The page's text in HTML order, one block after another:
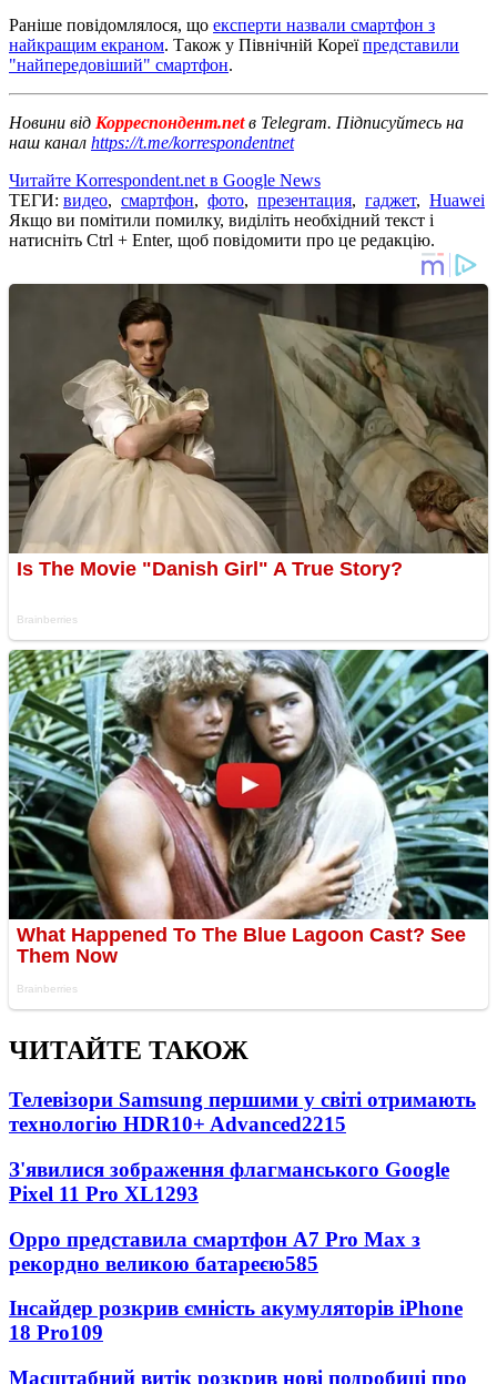
Раніше повідомлялося, що експерти назвали смартфон з
найкращим екраном. Також у Північній Кореїпредставили
"найпередовіший" смартфон.
Новини від Корреспондент.netв Telegram. Підписуйтесь на
наш канал https://t.me/korrespondentnet
Читайте Korrespondent.net в Google News
ТЕГИ: видео, смартфон, фото, презентация, гаджет, Huawei
Якщо ви помітили помилку, виділіть необхідний текст і
натисніть Ctrl + Enter, щоб повідомити про це редакцію.
ЧИТАЙТЕ ТАКОЖ
Телевізори Samsung першими у світі отримають
технологію HDR10+ Advanced2215
З'явилися зображення флагманського Google
Pixel 11 Pro XL1293
Oppo представила смартфон A7 Pro Max з
рекордно великою батареєю585
Інсайдер розкрив ємність акумуляторів iPhone
18 Pro109
Масштабний витік розкрив нові подробиці про